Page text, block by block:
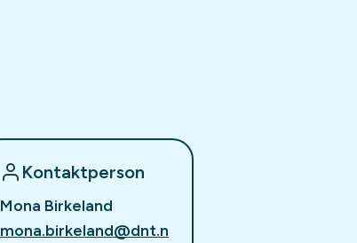
Kontaktperson
Mona Birkeland
mona.birkeland@dnt.n